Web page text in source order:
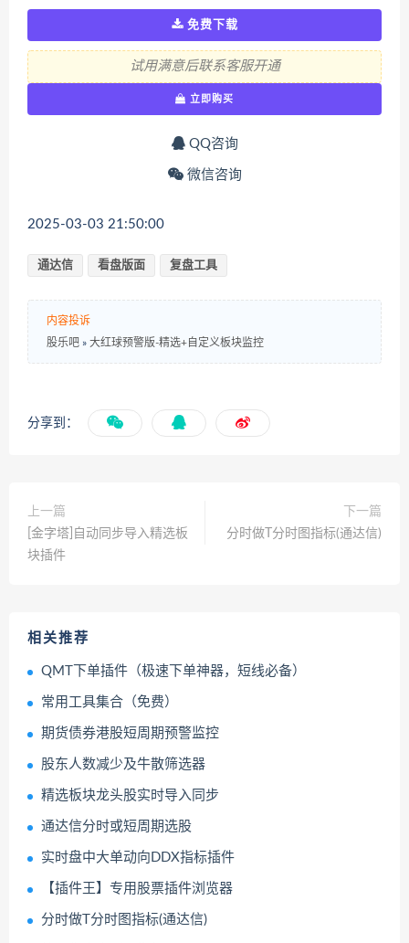
免费下载
试用满意后联系客服开通
立即购买
QQ咨询
微信咨询
2025-03-03 21:50:00
通达信 看盘版面 复盘工具
内容投诉
股乐吧 » 大红球预警版-精选+自定义板块监控
分享到：
上一篇
[金字塔]自动同步导入精选板
块插件
下一篇
分时做T分时图指标(通达信)
相关推荐
QMT下单插件（极速下单神器，短线必备）
常用工具集合（免费）
期货债券港股短周期预警监控
股东人数减少及牛散筛选器
精选板块龙头股实时导入同步
通达信分时或短周期选股
实时盘中大单动向DDX指标插件
【插件王】专用股票插件浏览器
分时做T分时图指标(通达信)